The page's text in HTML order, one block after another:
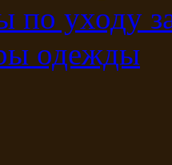
по уходу
одежды